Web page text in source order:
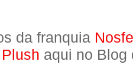
da franquia
aqui no Blog